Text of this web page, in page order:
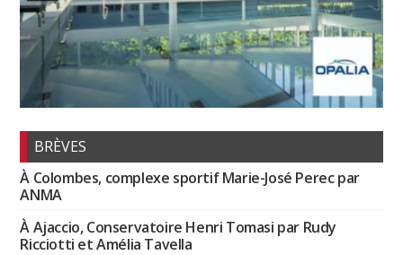
BRÈVES
À Colombes, complexe sportif Marie-José Perec par
ANMA
À Ajaccio, Conservatoire Henri Tomasi par Rudy
Ricciotti et Amélia Tavella